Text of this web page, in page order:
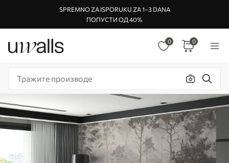
SPREMNO ZA ISPORUKU ZA 1–3 DANA
ПОПУСТИ ОД 40%
0 0